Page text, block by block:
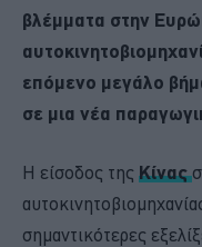
βλέμματα στην
επόμενο μεγάλο
σε μια νέα
Η είσοδος της Κίνας
σημαντικότερες